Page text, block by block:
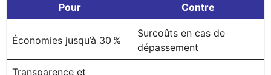
Pour Contre
Économies jusqu’à 30 %
Surcoûts en cas de
dépassement
Transparence et